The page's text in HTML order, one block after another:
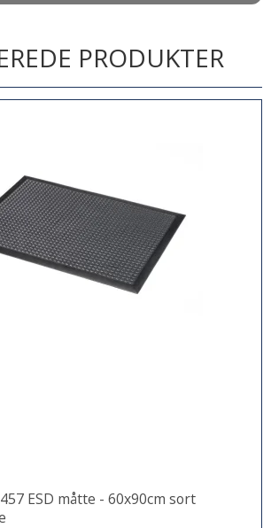
PRODUKTER
ESD måtte - 60x90cm sort